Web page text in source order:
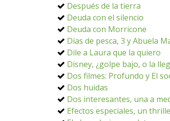
Después de la tierra
Deuda con el silencio
Deuda con Morricone
Días de pesca, 3 y Abuela
Dile a Laura que la quiero
Disney, ¿golpe bajo, o la
Dos filmes: Profundo y El
Dos huidas
Dos interesantes, una a
Efectos especiales, un